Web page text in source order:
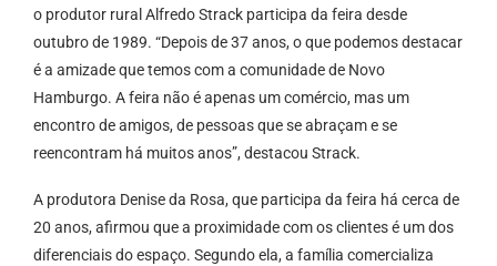
o produtor rural Alfredo Strack participa da feira desde
outubro de 1989. “Depois de 37 anos, o que podemos destacar
é a amizade que temos com a comunidade de Novo
Hamburgo. A feira não é apenas um comércio, mas um
encontro de amigos, de pessoas que se abraçam e se
reencontram há muitos anos”, destacou Strack.
A produtora Denise da Rosa, que participa da feira há cerca de
20 anos, afirmou que a proximidade com os clientes é um dos
diferenciais do espaço. Segundo ela, a família comercializa